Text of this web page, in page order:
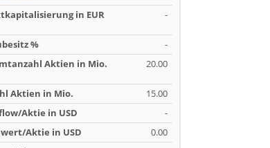
in EUR -
%
-
Aktien in Mio.
20.00
Aktien in Mio.
15.00
Aktie in USD
-
Aktie in USD
0.00